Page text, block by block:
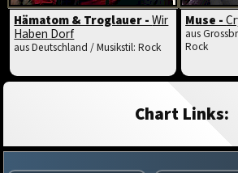
Hämatom & Troglauer -Wir
Haben Dorf
aus Deutschland / Musikstil: Rock
Muse -
aus
Rock
Chart Links: